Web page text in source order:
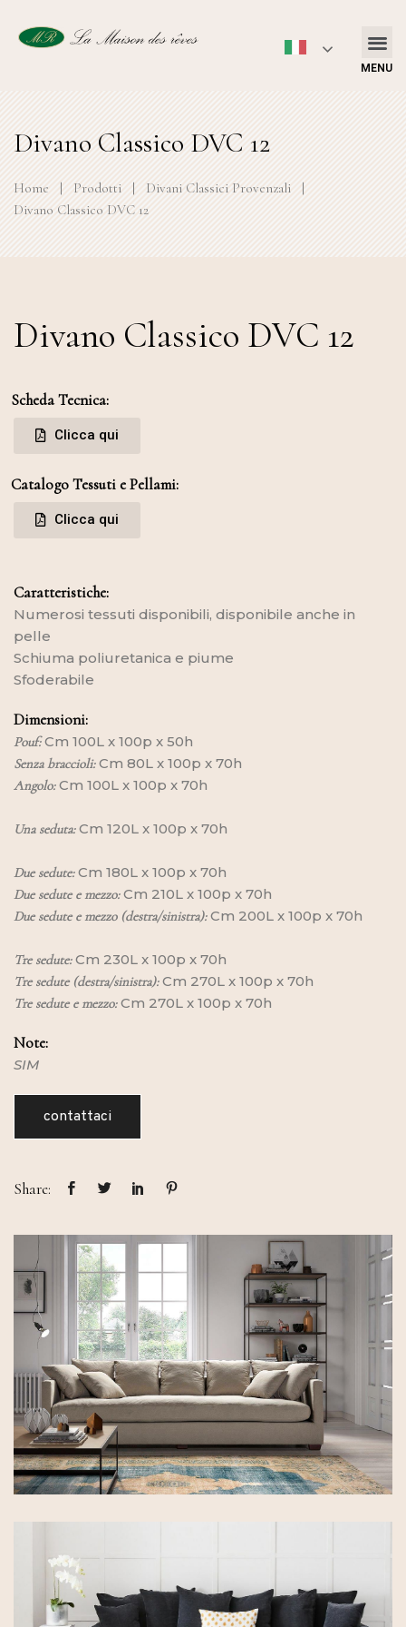
MENU
Divano Classico DVC 12
Home | Prodotti | Divani Classici Provenzali
|
Divano Classico DVC 12
Divano Classico DVC 12
Scheda Tecnica:
Clicca qui
Catalogo Tessuti e Pellami:
Clicca qui
Caratteristiche:
Numerosi tessuti disponibili, disponibile anche in
pelle
Schiuma poliuretanica e piume
Sfoderabile
Dimensioni:
Pouf:Cm 100L x 100p x 50h
Senza braccioli:Cm 80L x 100p x 70h
Angolo:Cm 100L x 100p x 70h
Una seduta:Cm 120L x 100p x 70h
Due sedute:Cm 180L x 100p x 70h
Due sedute e mezzo:Cm 210L x 100p x 70h
Due sedute e mezzo (destra/sinistra):Cm 200L x 100p x 70h
Tre sedute:Cm 230L x 100p x 70h
Tre sedute (destra/sinistra):Cm 270L x 100p x 70h
Tre sedute e mezzo:Cm 270L x 100p x 70h
Note:
SIM
contattaci
Share: